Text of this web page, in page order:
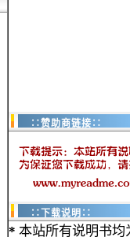
∷赞助商链接∷
∷下载说明∷
* 本站所有说明书均